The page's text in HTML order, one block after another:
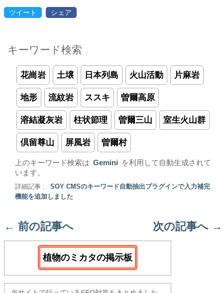
ツイート シェア
キーワード検索
花崗岩 土壌 日本列島 火山活動 片麻岩
地形 流紋岩 ススキ 曽爾高原
溶結凝灰岩 柱状節理 曽爾三山 室生火山群
倶留尊山 屏風岩 曽爾村
上のキーワード検索は Gemini
を利用して自動生成されて
います。
詳細記事 :
SOY CMSのキーワード自動抽出プラグインで入力補完
機能を追加しました
← 前の記事へ 次の記事へ →
植物のミカタの掲示板